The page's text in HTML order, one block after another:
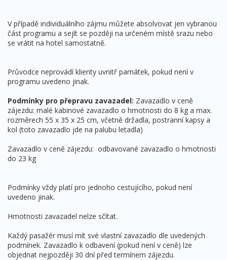
V případě individuálního zájmu můžete absolvovat jen vybranou
část programu a sejít se později na určeném místě srazu nebo
se vrátit na hotel samostatně.
Průvodce neprovádí klienty uvnitř památek, pokud není v
programu uvedeno jinak.
Podmínky pro přepravu zavazadel: Zavazadlo v ceně
zájezdu: malé kabinové zavazadlo o hmotnosti do 8 kg a max.
rozměrech 55 x 35 x 25 cm, včetně držadla, postranní kapsy a
kol (toto zavazadlo jde na palubu letadla)
Zavazadlo v ceně zájezdu: odbavované zavazadlo o hmotnosti
do 23 kg
Podmínky vždy platí pro jednoho cestujícího, pokud není
uvedeno jinak.
Hmotnosti zavazadel nelze sčítat.
Každý pasažér musí mít své vlastní zavazadlo dle uvedených
podmínek. Zavazadlo k odbavení (pokud není v ceně) lze
objednat nejpozději 30 dní před termínem zájezdu.